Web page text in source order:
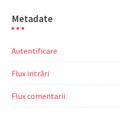
Metadate
Autentificare
Flux intrări
Flux comentarii